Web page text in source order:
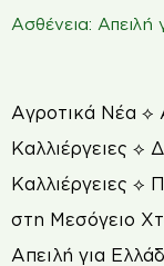
Ασθένεια: Απειλή
Αγροτικά Νέα ⟡
Καλλιέργειες ⟡
Καλλιέργειες ⟡
στη Μεσόγειο
Απειλή για